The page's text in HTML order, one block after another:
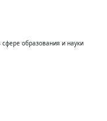
образования и науки